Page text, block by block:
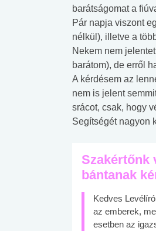
barátságomat a
Pár napja viszont
nélkül), illetve a
Nekem nem
barátom), de erről
A kérdésem az
nem is jelent
srácot, csak, hogy
Segítségét nagyon
Szakértőnk
bántanak
Kedves
az emberek,
esetben az